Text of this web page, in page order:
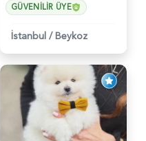
GÜVENILIR ÜYE
İstanbul / Beykoz